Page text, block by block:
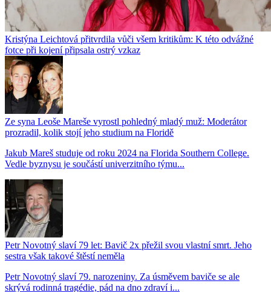
Kristýna Leichtová přitvrdila vůči všem kritikům: K této odvážné
fotce při kojení připsala ostrý vzkaz
Ze syna Leoše Mareše vyrostl pohledný mladý muž: Moderátor
prozradil, kolik stojí jeho studium na Floridě
Jakub Mareš studuje od roku 2024 na Florida Southern College.
Vedle byznysu je součástí univerzitního týmu...
Petr Novotný slaví 79 let: Bavič 2x přežil svou vlastní smrt. Jeho
sestra však takové štěstí neměla
Petr Novotný slaví 79. narozeniny. Za úsměvem baviče se ale
skrývá rodinná tragédie, pád na dno zdraví i...